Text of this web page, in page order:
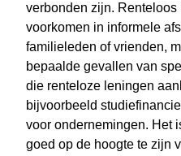
verbonden zijn. Renteloos
voorkomen in informele
familieleden of vrienden,
bepaalde gevallen van
die renteloze leningen
bijvoorbeeld
voor ondernemingen. Het
goed op de hoogte te zijn